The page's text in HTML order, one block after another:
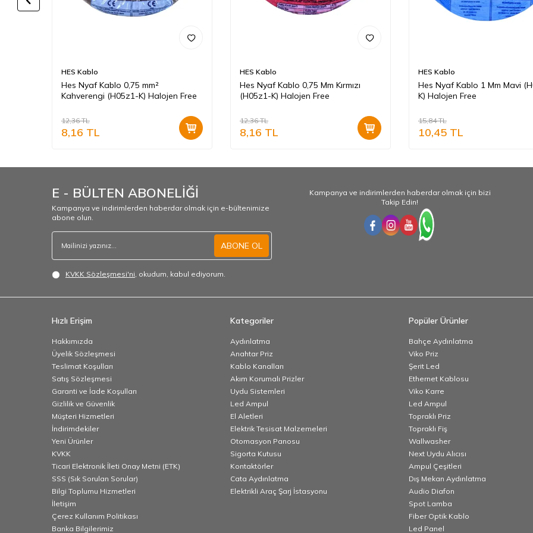
HES Kablo
Hes Nyaf Kablo 0,75 mm²
Kahverengi (H05z1-K) Halojen Free
12,36TL
8,16 TL
HES Kablo
Hes Nyaf Kablo 0,75 Mm Kırmızı
(H05z1-K) Halojen Free
12,36TL
8,16 TL
HES Kablo
Hes Nyaf Kablo 1 Mm Mavi
K) Halojen Free
15,84TL
10,45 TL
E - BÜLTEN ABONELİĞİ
Kampanya ve indirimlerden haberdar olmak için e-bültenimize
abone olun.
ABONE OL
KVKK Sözleşmesi'ni, okudum, kabul ediyorum.
Kampanya ve indirimlerden haberdar olmak için bizi
Takip Edin!
Hızlı Erişim
Hakkımızda
Üyelik Sözleşmesi
Teslimat Koşulları
Satış Sözleşmesi
Garanti ve İade Koşulları
Gizlilik ve Güvenlik
Müşteri Hizmetleri
İndirimdekiler
Yeni Ürünler
KVKK
Ticari Elektronik İleti Onay Metni (ETK)
SSS (Sık Sorulan Sorular)
Bilgi Toplumu Hizmetleri
İletişim
Çerez Kullanım Politikası
Banka Bilgilerimiz
Kategoriler
Aydınlatma
Anahtar Priz
Kablo Kanalları
Akım Korumalı Prizler
Uydu Sistemleri
Led Ampul
El Aletleri
Elektrik Tesisat Malzemeleri
Otomasyon Panosu
Sigorta Kutusu
Kontaktörler
Cata Aydınlatma
Elektrikli Araç Şarj İstasyonu
Popüler Ürünler
Bahçe Aydınlatma
Viko Priz
Şerit Led
Ethernet Kablosu
Viko Karre
Led Ampul
Topraklı Priz
Topraklı Fiş
Wallwasher
Next Uydu Alıcısı
Ampul Çeşitleri
Dış Mekan Aydınlatma
Audio Diafon
Spot Lamba
Fiber Optik Kablo
Led Panel